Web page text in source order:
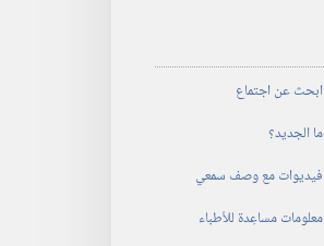
ابحث عن اجتماع
ما الجديد؟‏
فيديوات مع وصف سمعي
معلومات مساعِدة للأطباء